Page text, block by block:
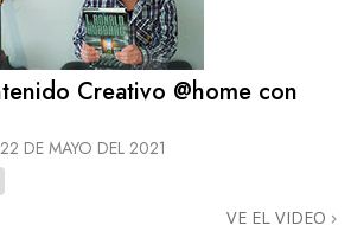
Creativo @home con
22 DE MAYO DEL 2021
VE EL VIDEO